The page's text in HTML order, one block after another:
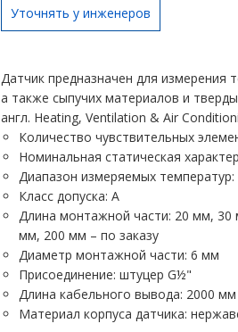
Уточнять у инженеров
Датчик предназначен для измерения
а также сыпучих материалов и
англ. Heating, Ventilation & Air
Количество чувствительных
Номинальная статическая
Диапазон измеряемых температур:
Класс допуска: А
Длина монтажной части: 20 мм,
мм, 200 мм – по заказу
Диаметр монтажной части: 6 мм
Присоединение: штуцер G½"
Длина кабельного вывода: 2000
Материал корпуса датчика: